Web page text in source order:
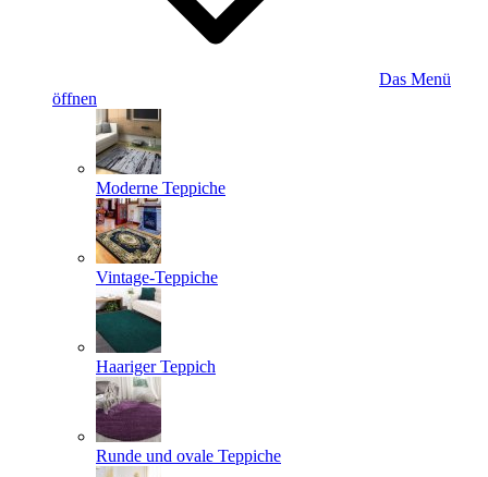
Das Menü
öffnen
Moderne Teppiche
Vintage-Teppiche
Haariger Teppich
Runde und ovale Teppiche